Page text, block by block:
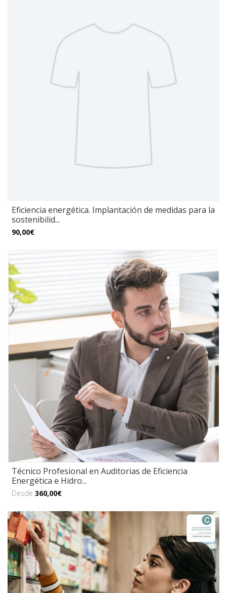
Eficiencia energética. Implantación de medidas para la
sostenibilid...
90,00€
Técnico Profesional en Auditorias de Eficiencia
Energética e Hidro...
Desde 360,00€